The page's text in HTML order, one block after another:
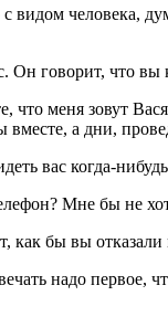
видом
говорит, что
меня зовут
а дни,
вас когда-
Мне бы не
бы вы
надо